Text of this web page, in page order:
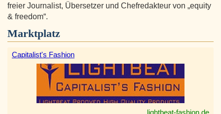
freier Journalist, Übersetzer und Chefredakteur von „equity
& freedom“.
Marktplatz
Capitalist's Fashion
lightbeat-fashion.de